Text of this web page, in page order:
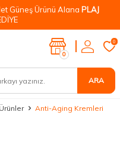
Güneş Ürünü Alana PLAJ
ARA
0
0
Anti-Aging Kremleri